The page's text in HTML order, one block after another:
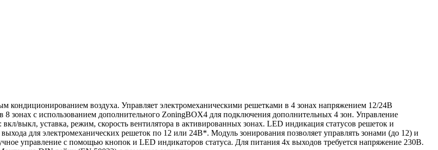
кондиционированием воздуха. Управляет электромеханическими решетками в 4 зонах напряжением 12/24В
8 зонах с использованием дополнительного ZoningBOX4 для подключения дополнительных 4 зон. Управление
выкл, уставка, режим, скорость вентилятора в активированных зонах. LED индикация статусов решеток и
для электромеханических решеток по 12 или 24В*. Модуль зонирования позволяет управлять зонами (до 12) и
управление с помощью кнопок и LED индикаторов статуса. Для питания 4х выходов требуется напряжение 230В.